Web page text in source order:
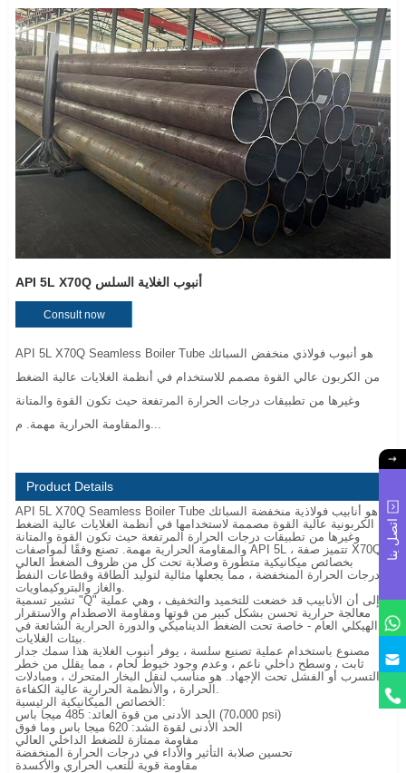
API 5L X70Q أنبوب الغلاية السلس
Consult now
API 5L X70Q Seamless Boiler Tube هو أنبوب فولاذي منخفض السبائك
من الكربون عالي القوة مصمم للاستخدام في أنظمة الغلايات عالية الضغط
وغيرها من تطبيقات درجات الحرارة المرتفعة حيث تكون القوة والمتانة
والمقاومة الحرارية مهمة. م...
Product Details
API 5L X70Q Seamless Boiler Tube هو أنابيب فولاذية منخفضة السبائك
الكربونية عالية القوة مصممة لاستخدامها في أنظمة الغلايات عالية الضغط
وغيرها من تطبيقات درجات الحرارة المرتفعة حيث تكون القوة والمتانة
والمقاومة الحرارية مهمة. تصنع وفقًا لمواصفات API 5L ، تتميز صفة X70Q
بخصائص ميكانيكية متطورة وصلابة تحت كل من ظروف الضغط العالي
ودرجات الحرارة المنخفضة ، مما يجعلها مثالية لتوليد الطاقة وقطاعات النفط
تشير تسمية "Q" إلى أن الأنابيب قد خضعت للتخميد والتخفيف ، وهي عملية
معالجة حرارية تحسن بشكل كبير من قوتها ومقاومة الاصطدام والاستقرار
الهيكلي العام - خاصة تحت الضغط الديناميكي والدورة الحرارية الشائعة في
مصنوع باستخدام عملية تصنيع سلسة ، يوفر أنبوب الغلاية هذا سمك جدار
ثابت ، وسطح داخلي ناعم ، وعدم وجود خيوط لحام ، مما يقلل من خطر
التسرب أو الفشل تحت الإجهاد. هو مناسب لنقل البخار المتحرك ، ومبادلات
الخصائص الميكانيكية الرئيسية:
الحد الأدنى من قوة العائد: 485 ميجا باس (70،000 psi)
الحد الأدنى لقوة الشد: 620 ميجا باس وما فوق
مقاومة ممتازة للضغط الداخلي العالي
تحسين صلابة التأثير والأداء في درجات الحرارة المنخفضة
مقاومة قوية للتعب الحراري والأكسدة
اتصل بنا